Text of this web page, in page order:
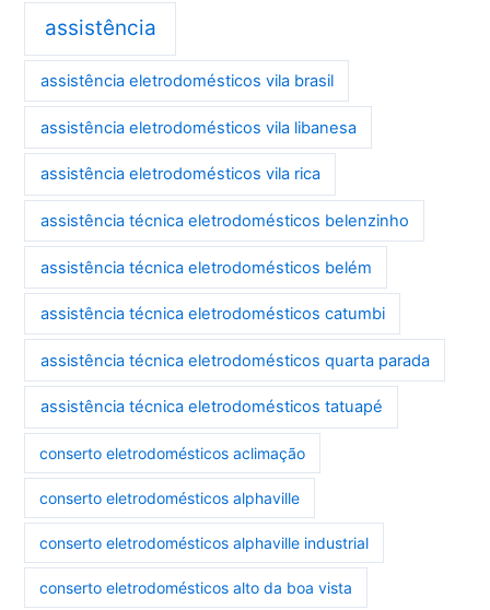
assistência
assistência eletrodomésticos vila brasil
assistência eletrodomésticos vila libanesa
assistência eletrodomésticos vila rica
assistência técnica eletrodomésticos belenzinho
assistência técnica eletrodomésticos belém
assistência técnica eletrodomésticos catumbi
assistência técnica eletrodomésticos quarta parada
assistência técnica eletrodomésticos tatuapé
conserto eletrodomésticos aclimação
conserto eletrodomésticos alphaville
conserto eletrodomésticos alphaville industrial
conserto eletrodomésticos alto da boa vista